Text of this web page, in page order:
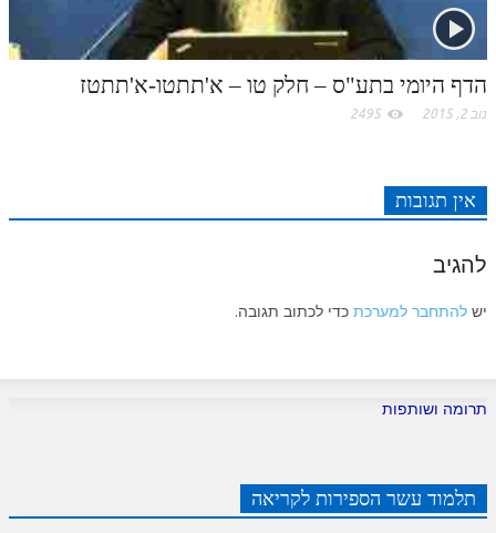
דף היומי בזוהר הקדוש
הדף היומי בתע"ס – חלק טו – א'תתטו-א'תתטז
נוב 2, 2015 2495
אין תגובות
להגיב
יש להתחבר למערכת כדי לכתוב תגובה.
תרומה ושותפות
תלמוד עשר הספירות לקריאה